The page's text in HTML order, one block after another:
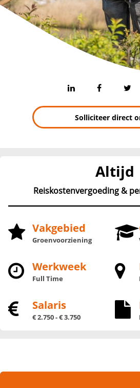
Solliciteer direct
Altijd
Reiskostenvergoeding &
Vakgebied
Groenvoorziening
Werkweek
Full Time
Salaris
€ 2.750 - € 3.750